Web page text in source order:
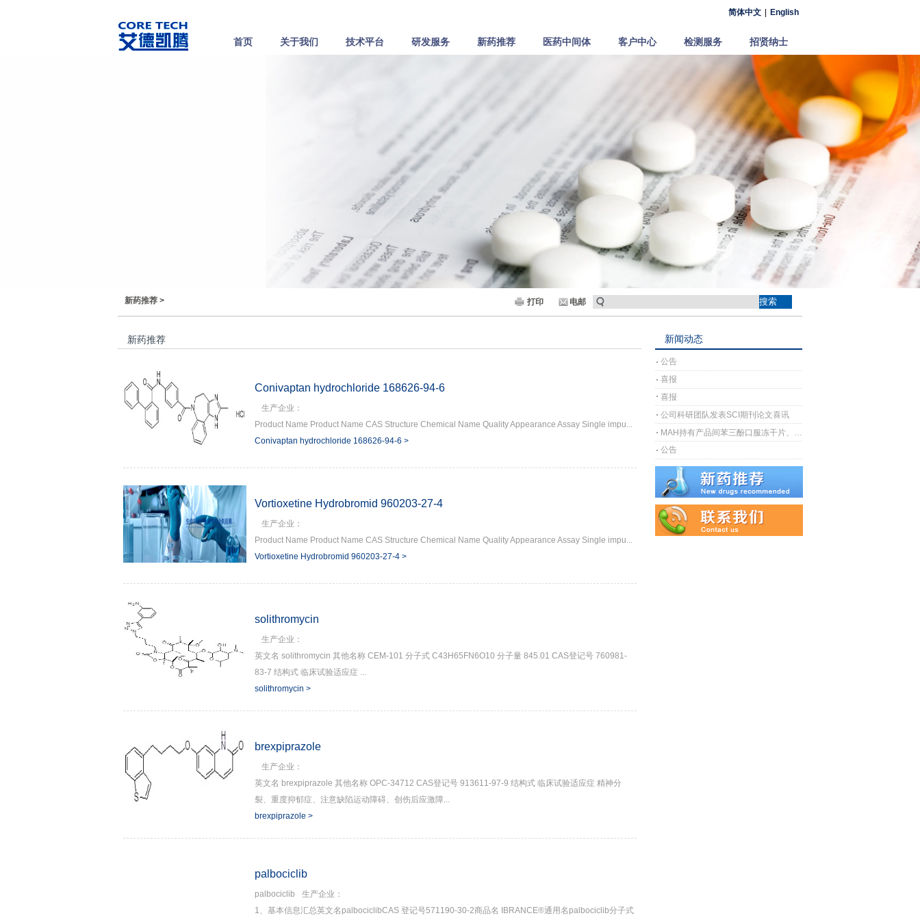
简体中文 English
首页 关于我们 技术平台 研发服务 新药推荐 医药中间体 客户中心 检测服务 招贤纳士
新药推荐 > 打印 电邮
新药推荐
Conivaptan hydrochloride 168626-94-6
生产企业：
Product Name Product Name CAS Structure Chemical Name Quality Appearance Assay Single impu...
Conivaptan hydrochloride 168626-94-6 >
Vortioxetine Hydrobromid 960203-27-4
生产企业：
Product Name Product Name CAS Structure Chemical Name Quality Appearance Assay Single impu...
Vortioxetine Hydrobromid 960203-27-4 >
solithromycin
生产企业：
英文名 solithromycin 其他名称 CEM-101 分子式 C43H65FN6O10 分子量 845.01 CAS登记号 760981-
83-7 结构式 临床试验适应症 ...
solithromycin >
brexpiprazole
生产企业：
英文名 brexpiprazole 其他名称 OPC-34712 CAS登记号 913611-97-9 结构式 临床试验适应症 精神分
裂、重度抑郁症、注意缺陷运动障碍、创伤后应激障...
brexpiprazole >
palbociclib
palbociclib
生产企业：
1、基本信息汇总英文名palbociclibCAS 登记号571190-30-2商品名 IBRANCE®通用名palbociclib分子式
新闻动态
公告
喜报
喜报
公司科研团队发表SCI期刊论文喜讯
公告